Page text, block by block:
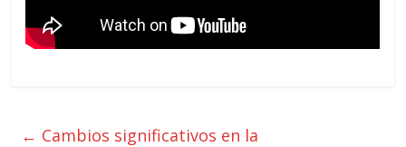
← Cambios significativos en la